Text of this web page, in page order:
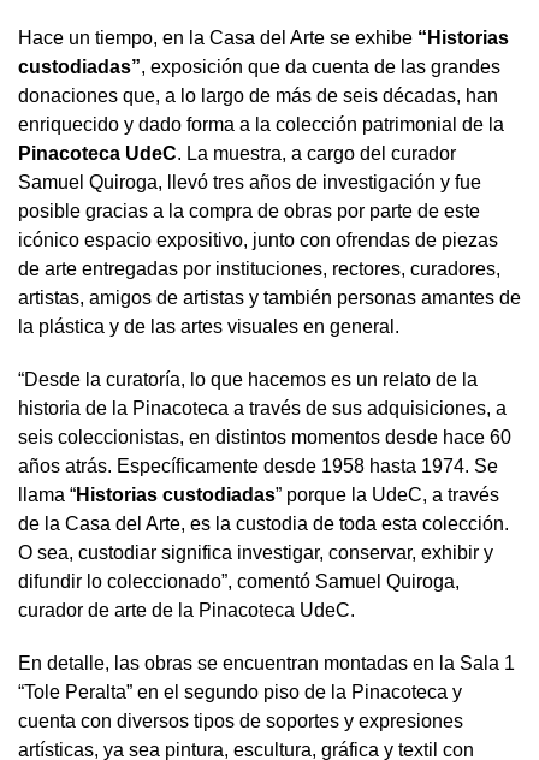
Hace un tiempo, en la Casa del Arte se exhibe “Historias
custodiadas”, exposición que da cuenta de las grandes
donaciones que, a lo largo de más de seis décadas, han
enriquecido y dado forma a la colección patrimonial de la
Pinacoteca UdeC. La muestra, a cargo del curador
Samuel Quiroga, llevó tres años de investigación y fue
posible gracias a la compra de obras por parte de este
icónico espacio expositivo, junto con ofrendas de piezas
de arte entregadas por instituciones, rectores, curadores,
artistas, amigos de artistas y también personas amantes de
la plástica y de las artes visuales en general.
“Desde la curatoría, lo que hacemos es un relato de la
historia de la Pinacoteca a través de sus adquisiciones, a
seis coleccionistas, en distintos momentos desde hace 60
años atrás. Específicamente desde 1958 hasta 1974. Se
llama “Historias custodiadas” porque la UdeC, a través
de la Casa del Arte, es la custodia de toda esta colección.
O sea, custodiar significa investigar, conservar, exhibir y
difundir lo coleccionado”, comentó Samuel Quiroga,
curador de arte de la Pinacoteca UdeC.
En detalle, las obras se encuentran montadas en la Sala 1
“Tole Peralta” en el segundo piso de la Pinacoteca y
cuenta con diversos tipos de soportes y expresiones
artísticas, ya sea pintura, escultura, gráfica y textil con